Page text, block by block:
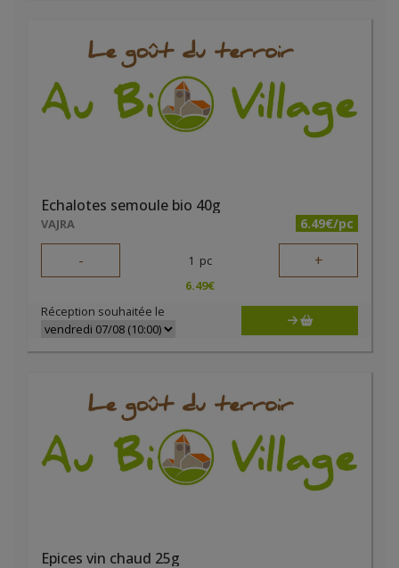
Echalotes semoule bio 40g
VAJRA 6.49€/pc
- 1 pc +
6.49€
Réception souhaitée le
Epices vin chaud 25g